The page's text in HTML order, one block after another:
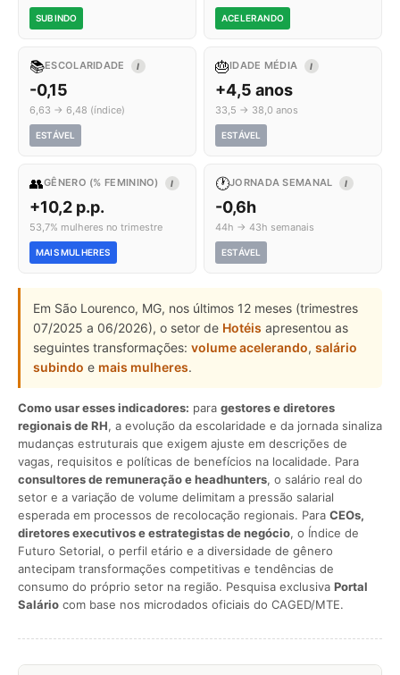
SUBINDO ACELERANDO
📚ESCOLARIDADE I
-0,15
6,63 → 6,48 (índice)
ESTÁVEL
🎂IDADE MÉDIA I
+4,5 anos
33,5 → 38,0 anos
ESTÁVEL
👥GÊNERO (% FEMININO) I
+10,2 p.p.
53,7% mulheres no trimestre
MAIS MULHERES
🕐JORNADA SEMANAL I
-0,6h
44h → 43h semanais
ESTÁVEL
Em São Lourenco, MG, nos últimos 12 meses (trimestres
07/2025 a 06/2026), o setor de Hotéis apresentou as
seguintes transformações: volume acelerando, salário
subindo e mais mulheres.
Como usar esses indicadores: para gestores e diretores
regionais de RH, a evolução da escolaridade e da jornada sinaliza
mudanças estruturais que exigem ajuste em descrições de
vagas, requisitos e políticas de benefícios na localidade. Para
consultores de remuneração e headhunters, o salário real do
setor e a variação de volume delimitam a pressão salarial
esperada em processos de recolocação regionais. Para CEOs,
diretores executivos e estrategistas de negócio, o Índice de
Futuro Setorial, o perfil etário e a diversidade de gênero
antecipam transformações competitivas e tendências de
consumo do próprio setor na região. Pesquisa exclusiva Portal
Salário com base nos microdados oficiais do CAGED/MTE.